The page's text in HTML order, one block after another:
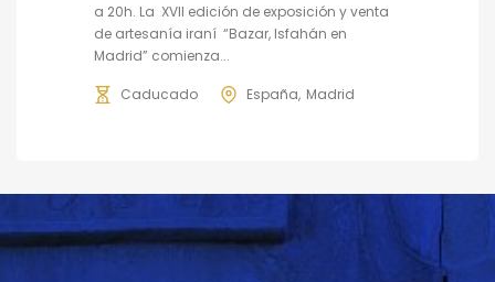
a 20h. La XVII edición de exposición y venta
de artesanía iraní “Bazar, Isfahán en
Madrid” comienza...
Caducado España Madrid